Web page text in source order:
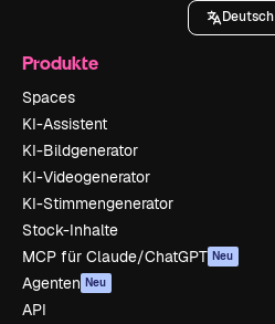
Deutsch
Produkte
Spaces
KI-Assistent
KI-Bildgenerator
KI-Videogenerator
KI-Stimmengenerator
Stock-Inhalte
MCP für Claude/ChatGPT Neu
Agenten Neu
API